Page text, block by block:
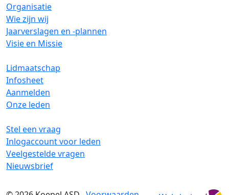
Organisatie
Wie zijn wij
Jaarverslagen en -plannen
Visie en Missie
Lidmaatschap
Infosheet
Aanmelden
Onze leden
Stel een vraag
Inlogaccount voor leden
Veelgestelde vragen
Nieuwsbrief